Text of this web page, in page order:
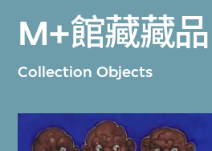
M+館藏藏品
Collection Objects